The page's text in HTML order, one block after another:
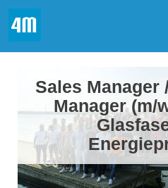
Sales Manager
Manager (m/